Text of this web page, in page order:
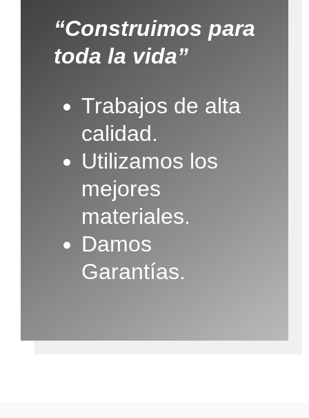
“Construimos para
toda la vida”
Trabajos de alta
calidad.
Utilizamos los
mejores
materiales.
Damos
Garantías.